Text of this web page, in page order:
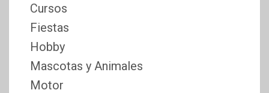
Cursos
Fiestas
Hobby
Mascotas y Animales
Motor